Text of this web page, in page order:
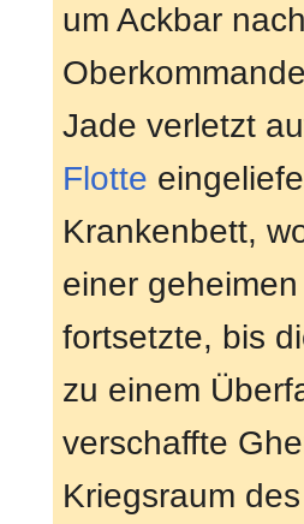
um Ackbar
Jade verletzt
Flotte
Krankenbett,
einer
fortsetzte, bis
zu einem
verschaffte
Kriegsraum